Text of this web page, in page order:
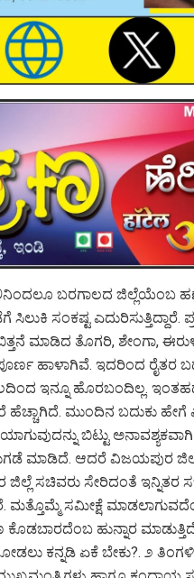
ಬರಗಾಲದ ಜಿಲ್ಲೆಯೆಂಬ
ಸಂಕಷ್ಟ ಎದುರಿಸುತ್ತಿದ್ದಾರೆ.
ಮಾಡಿದ ತೊಗರಿ, ಶೇಂಗಾ,
ಹಾಳಾಗಿವೆ. ಇದರಿಂದ ರೈತರ
ಇನ್ನೂ ಹೊರಬಂದಿಲ್ಲ.
ಮುಂದಿನ ಬದುಕು ಹೇಗೆ
ಬಿಟ್ಟು
ಮಾಡಿದೆ. ಆದರೆ ವಿಜಯಪುರ
ಸಚಿವರು ಸೇರಿದಂತೆ ಇನ್ನಿತರ
ಸಮೀಕ್ಷೆ
ಹುನ್ನಾರ
ಕನ್ನಡಿ ಏಕೆ ಬೇಕು?. ೨